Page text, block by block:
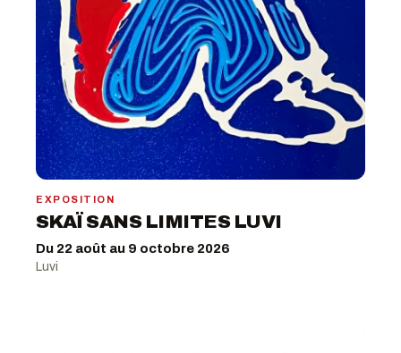
EXPOSITION
SKAÏ SANS LIMITES LUVI
Du 22 août au 9 octobre 2026
Luvi